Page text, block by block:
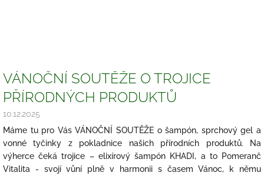
VÁNOČNÍ SOUTĚŽE O TROJICE
PŘÍRODNÝCH PRODUKTŮ
10.12.2025
Máme tu pro Vás VÁNOČNÍ SOUTĚŽE o šampón, sprchový gel a
vonné tyčinky z pokladnice našich přírodních produktů. Na
výherce čeká trojice – elixírový šampón KHADI, a to Pomeranč
Vitalita - svojí vůní plně v harmonii s časem Vánoc, k němu